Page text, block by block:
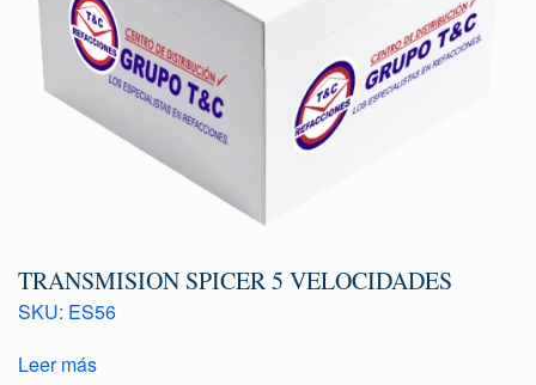
TRANSMISION SPICER 5 VELOCIDADES
SKU: ES56
Leer más